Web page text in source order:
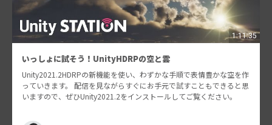
1:11:35
いっしょに試そう！UnityHDRPの空と雲
Unity2021.2HDRPの新機能を使い、わずかな手順で表情豊かな空を作
っていきます。 配信を見ながらすぐにお手元で試すこともできると思
いますので、ぜひUnity2021.2をインストールしてご覧ください。